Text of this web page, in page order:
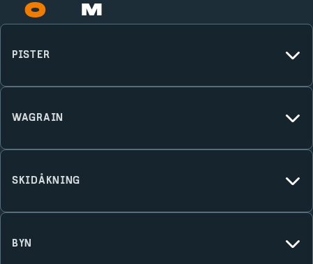
0 M
PISTER
Blå pister 275km
Röda pister km
WAGRAIN
Antal liftar 271
Liftkapacitet per timme
SKIDÅKNING
Barn
BYN